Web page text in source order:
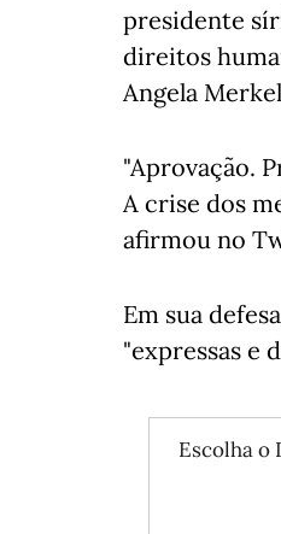
presidente
direitos
Angela
"Aprovação.
A crise dos
afirmou no
Em sua
"expressas e
Escolha o